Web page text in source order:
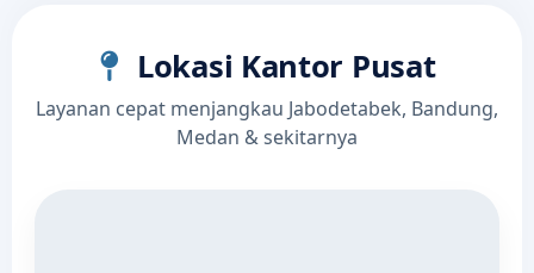
Lokasi Kantor Pusat
Layanan cepat menjangkau Jabodetabek, Bandung,
Medan & sekitarnya